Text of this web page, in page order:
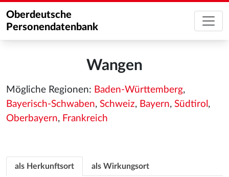
Oberdeutsche
Personendatenbank
Wangen
Mögliche Regionen: Baden-Württemberg,
Bayerisch-Schwaben, Schweiz, Bayern, Südtirol ,
Oberbayern, Frankreich
als Herkunftsort als Wirkungsort